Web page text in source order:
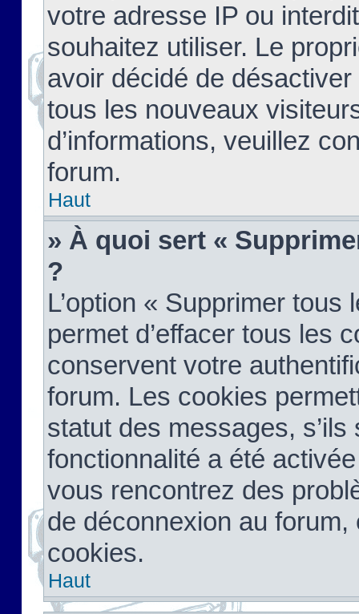
votre adresse IP ou
souhaitez utiliser. Le
avoir décidé de
tous les nouveaux
d’informations, veuillez
forum.
Haut
» À quoi sert «
?
L’option « Supprimer
permet d’effacer tous les
conservent votre
forum. Les cookies
statut des messages,
fonctionnalité a été
vous rencontrez des
de déconnexion au
cookies.
Haut